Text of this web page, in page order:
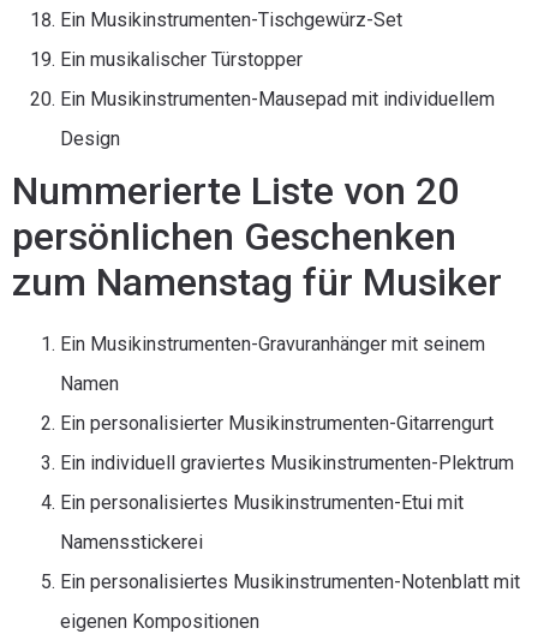
Ein Musikinstrumenten-Tischgewürz-Set
Ein musikalischer Türstopper
Ein Musikinstrumenten-Mausepad mit individuellem
Design
Nummerierte Liste von 20
persönlichen Geschenken
zum Namenstag für Musiker
Ein Musikinstrumenten-Gravuranhänger mit seinem
Namen
Ein personalisierter Musikinstrumenten-Gitarrengurt
Ein individuell graviertes Musikinstrumenten-Plektrum
Ein personalisiertes Musikinstrumenten-Etui mit
Namensstickerei
Ein personalisiertes Musikinstrumenten-Notenblatt mit
eigenen Kompositionen